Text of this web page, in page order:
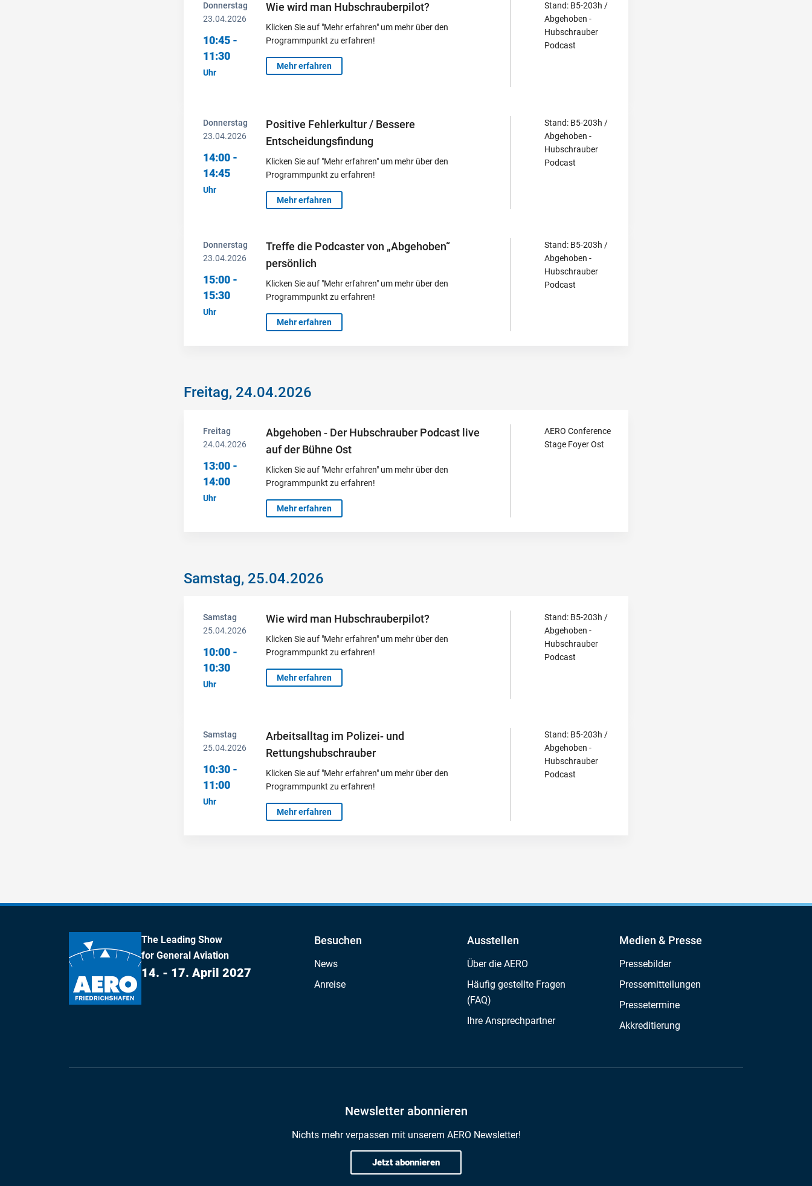
Donnerstag
23.04.2026
10:45 -
11:30
Uhr
Wie wird man Hubschrauberpilot?
Klicken Sie auf "Mehr erfahren" um mehr über den
Programmpunkt zu erfahren!
Mehr erfahren
Stand: B5-203h /
Abgehoben -
Hubschrauber
Podcast
Donnerstag
23.04.2026
14:00 -
14:45
Uhr
Positive Fehlerkultur / Bessere
Entscheidungsfindung
Klicken Sie auf "Mehr erfahren" um mehr über den
Programmpunkt zu erfahren!
Mehr erfahren
Stand: B5-203h /
Abgehoben -
Hubschrauber
Podcast
Donnerstag
23.04.2026
15:00 -
15:30
Uhr
Treffe die Podcaster von „Abgehoben“
persönlich
Klicken Sie auf "Mehr erfahren" um mehr über den
Programmpunkt zu erfahren!
Mehr erfahren
Stand: B5-203h /
Abgehoben -
Hubschrauber
Podcast
Freitag, 24.04.2026
Freitag
24.04.2026
13:00 -
14:00
Uhr
Abgehoben - Der Hubschrauber Podcast live
auf der Bühne Ost
Klicken Sie auf "Mehr erfahren" um mehr über den
Programmpunkt zu erfahren!
Mehr erfahren
AERO Conference
Stage Foyer Ost
Samstag, 25.04.2026
Samstag
25.04.2026
10:00 -
10:30
Uhr
Wie wird man Hubschrauberpilot?
Klicken Sie auf "Mehr erfahren" um mehr über den
Programmpunkt zu erfahren!
Mehr erfahren
Stand: B5-203h /
Abgehoben -
Hubschrauber
Podcast
Samstag
25.04.2026
10:30 -
11:00
Uhr
Arbeitsalltag im Polizei- und
Rettungshubschrauber
Klicken Sie auf "Mehr erfahren" um mehr über den
Programmpunkt zu erfahren!
Mehr erfahren
Stand: B5-203h /
Abgehoben -
Hubschrauber
Podcast
The Leading Show
for General Aviation
14. - 17. April 2027
Besuchen
News
Anreise
Ausstellen
Über die AERO
Häufig gestellte Fragen
(FAQ)
Ihre Ansprechpartner
Medien & Presse
Pressebilder
Pressemitteilungen
Pressetermine
Akkreditierung
Newsletter abonnieren
Nichts mehr verpassen mit unserem AERO Newsletter!
Jetzt abonnieren